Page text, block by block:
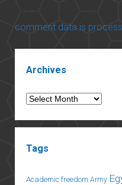
comment data is
Archives
Archives
Tags
Academic freedom Army